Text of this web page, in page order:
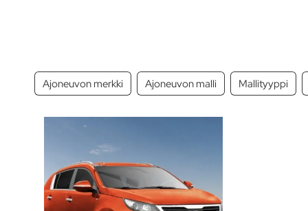
Ajoneuvon merkki Ajoneuvon malli Mallityyppi